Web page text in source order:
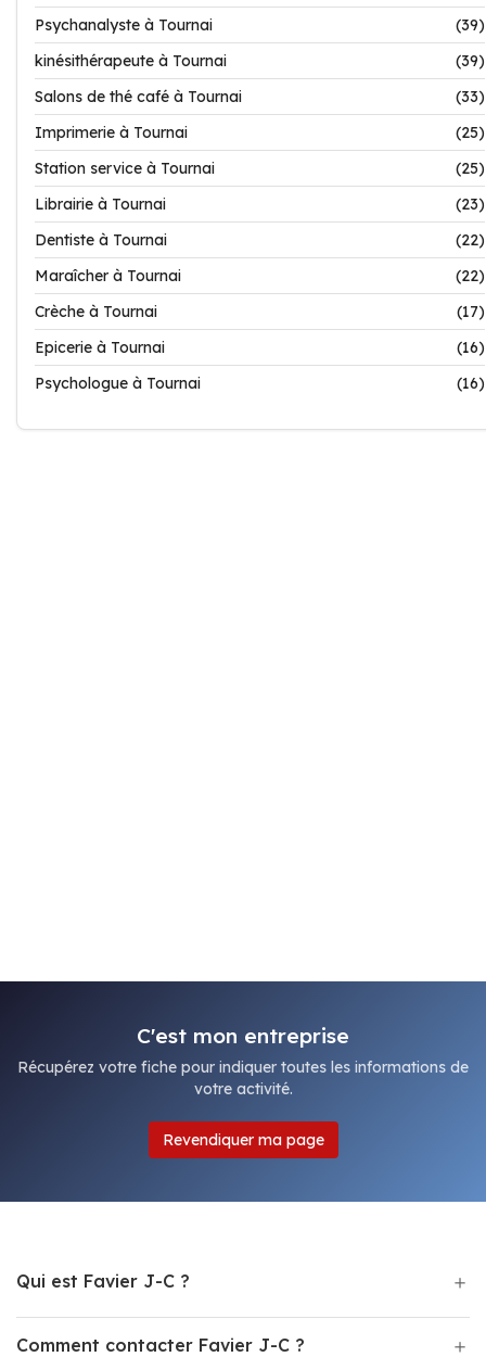
Psychanalyste à Tournai
(39)
kinésithérapeute à Tournai
(39)
Salons de thé café à Tournai
(33)
Imprimerie à Tournai
(25)
Station service à Tournai
(25)
Librairie à Tournai
(23)
Dentiste à Tournai
(22)
Maraîcher à Tournai
(22)
Crèche à Tournai
(17)
Epicerie à Tournai
(16)
Psychologue à Tournai
(16)
C'est mon entreprise
Récupérez votre fiche pour indiquer toutes les informations de
votre activité.
Revendiquer ma page
Qui est Favier J-C ?
Comment contacter Favier J-C ?